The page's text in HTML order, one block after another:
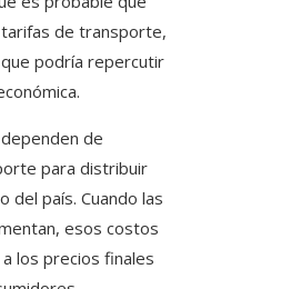
de transporte,
podría repercutir
de
para distribuir
del país. Cuando las
esos costos
los precios finales